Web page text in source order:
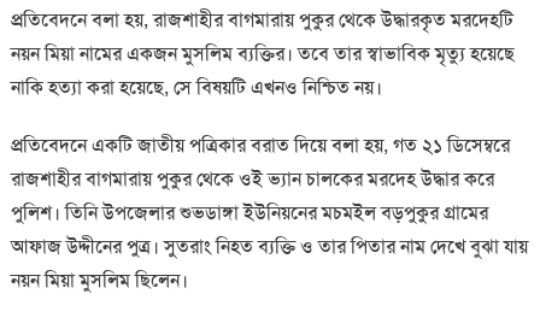
প্রতিবেদনে বলা হয়, রাজশাহীর বাগমারায় পুকুর থেকে উদ্ধারকৃত মরদেহটি
নয়ন মিয়া নামের একজন মুসলিম ব্যক্তির। তবে তার স্বাভাবিক মৃত্যু হয়েছে
নাকি হত্যা করা হয়েছে, সে বিষয়টি এখনও নিশ্চিত নয়।
প্রতিবেদনে একটি জাতীয় পত্রিকার বরাত দিয়ে বলা হয়, গত ২১ ডিসেম্বরে
রাজশাহীর বাগমারায় পুকুর থেকে ওই ভ্যান চালকের মরদেহ উদ্ধার করে
পুলিশ। তিনি উপজেলার শুভডাঙ্গা ইউনিয়নের মচমইল বড়পুকুর গ্রামের
আফাজ উদ্দীনের পুত্র। সুতরাং নিহত ব্যক্তি ও তার পিতার নাম দেখে বুঝা যায়
নয়ন মিয়া মুসলিম ছিলেন।